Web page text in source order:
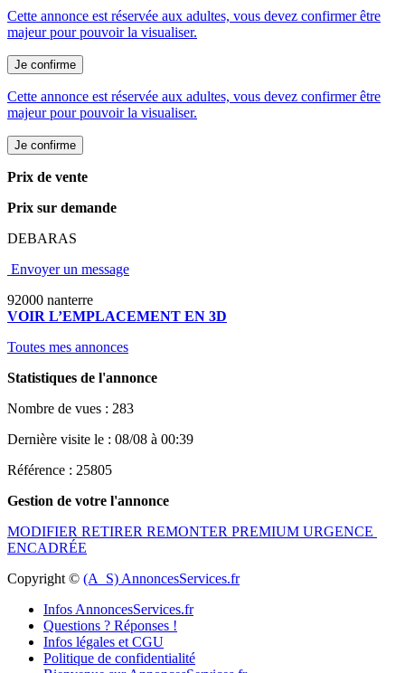
Cette annonce est réservée aux adultes, vous devez confirmer être
majeur pour pouvoir la visualiser.
Cette annonce est réservée aux adultes, vous devez confirmer être
majeur pour pouvoir la visualiser.
Prix de vente
Prix sur demande
DEBARAS
Envoyer un message
92000 nanterre
VOIR L’EMPLACEMENT EN 3D
Toutes mes annonces
Statistiques de l'annonce
Nombre de vues : 283
Dernière visite le : 08/08 à 00:39
Référence : 25805
Gestion de votre l'annonce
MODIFIER RETIRER REMONTER PREMIUM URGENCE
ENCADRÉE
Copyright © (A_S) AnnoncesServices.fr
Infos AnnoncesServices.fr
Questions ? Réponses !
Infos légales et CGU
Politique de confidentialité